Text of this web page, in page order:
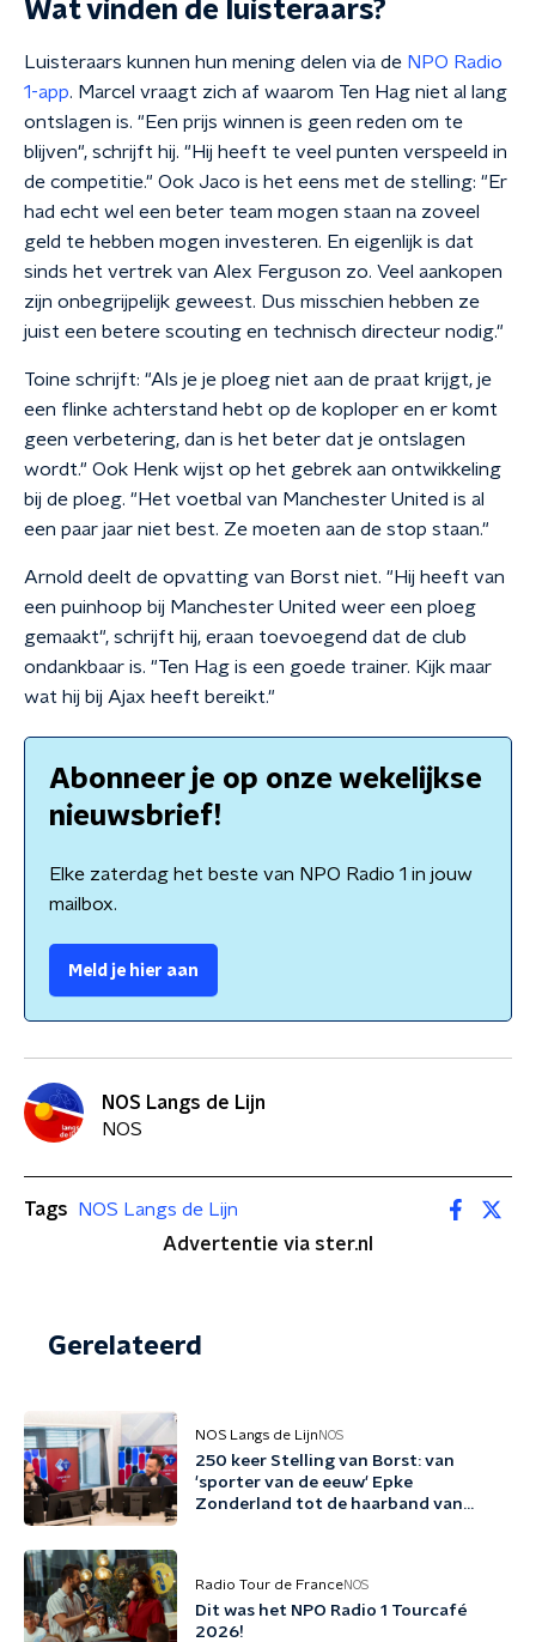
Wat vinden de luisteraars?
Luisteraars kunnen hun mening delen via de NPO Radio
1-app. Marcel vraagt zich af waarom Ten Hag niet al lang
ontslagen is. "Een prijs winnen is geen reden om te
blijven", schrijft hij. "Hij heeft te veel punten verspeeld in
de competitie." Ook Jaco is het eens met de stelling: "Er
had echt wel een beter team mogen staan na zoveel
geld te hebben mogen investeren. En eigenlijk is dat
sinds het vertrek van Alex Ferguson zo. Veel aankopen
zijn onbegrijpelijk geweest. Dus misschien hebben ze
juist een betere scouting en technisch directeur nodig."
Toine schrijft: "Als je je ploeg niet aan de praat krijgt, je
een flinke achterstand hebt op de koploper en er komt
geen verbetering, dan is het beter dat je ontslagen
wordt." Ook Henk wijst op het gebrek aan ontwikkeling
bij de ploeg. "Het voetbal van Manchester United is al
een paar jaar niet best. Ze moeten aan de stop staan."
Arnold deelt de opvatting van Borst niet. "Hij heeft van
een puinhoop bij Manchester United weer een ploeg
gemaakt", schrijft hij, eraan toevoegend dat de club
ondankbaar is. "Ten Hag is een goede trainer. Kijk maar
wat hij bij Ajax heeft bereikt."
Abonneer je op onze wekelijkse
nieuwsbrief!
Elke zaterdag het beste van NPO Radio 1 in jouw
mailbox.
Meld je hier aan
NOS Langs de Lijn
NOS
Tags
NOS Langs de Lijn
Advertentie via ster.nl
Gerelateerd
NOS Langs de Lijn NOS
250 keer Stelling van Borst: van
'sporter van de eeuw' Epke
Zonderland tot de haarband van
Radio Tour de FranceNOS
Dit was het NPO Radio 1 Tourcafé
2026!